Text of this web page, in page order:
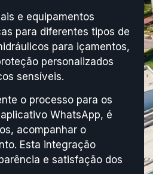
e equipamentos
para diferentes tipos de
para içamentos,
personalizados
sensíveis.
o processo para os
WhatsApp, é
acompanhar o
Esta integração
e satisfação dos